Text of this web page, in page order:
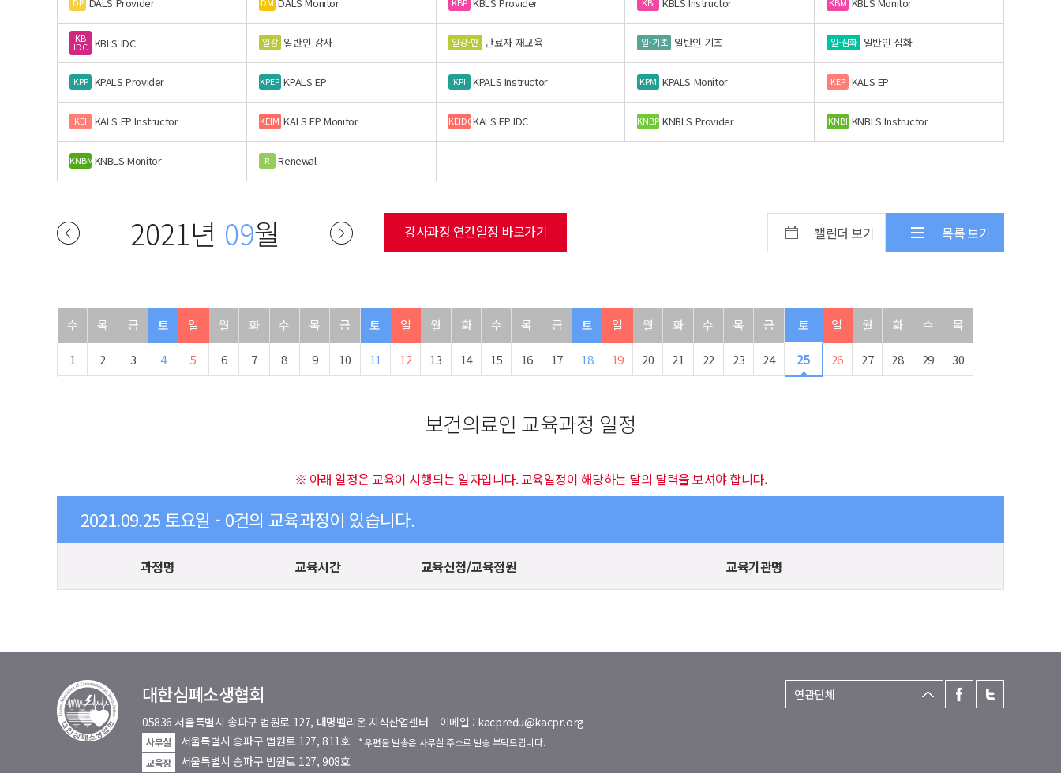
KB
IDC KBLS IDC 일강 일반인 강사 일강-만 만료자 재교육 일-기초 일반인 기초 일-심화 일반인 심화
KPP KPALS Provider KPEP KPALS EP KPI KPALS Instructor KPM KPALS Monitor KEP KALS EP
KEI KALS EP Instructor KEIM KALS EP Monitor KEIDCKALS EP IDC KNBP KNBLS Provider KNBI KNBLS Instructor
KNBM KNBLS Monitor R Renewal
2021년 09월 강사과정 연간일정 바로가기 캘린더 보기 목록 보기
수 목 금 토 일 월 화 수 목 금 토 일 월 화 수 목 금 토 일 월 화 수 목 금 토 일 월 화 수 목
1 2 3 4 5 6 7 8 9 10 11 12 13 14 15 16 17 18 19 20 21 22 23 24 25 26 27 28 29 30
보건의료인 교육과정 일정
※ 아래 일정은 교육이 시행되는 일자입니다. 교육일정이 해당하는 달의 달력을 보셔야 합니다.
2021.09.25 토요일 - 0건의 교육과정이 있습니다.
과정명 교육시간 교육신청/교육정원 교육기관명
대한심폐소생협회
05836 서울특별시 송파구 법원로 127, 대명벨리온 지식산업센터 이메일 : kacpredu@kacpr.org
사무실 서울특별시 송파구 법원로 127, 811호
* 우편물 발송은 사무실 주소로 발송 부탁드립니다.
교육장
서울특별시 송파구 법원로 127, 908호